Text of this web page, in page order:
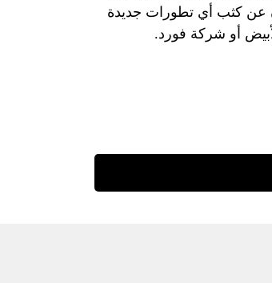
عن كثب أي تطورات جديدة
أو شركة فورد.